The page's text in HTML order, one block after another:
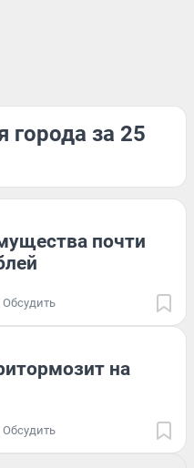
города за 25
почти
Обсудить
на
Обсудить